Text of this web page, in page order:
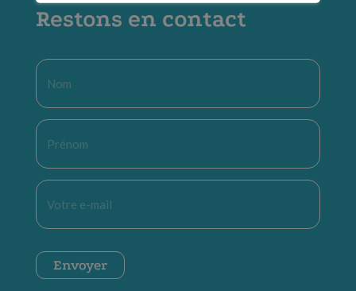
Restons en contact
Nom
Prénom
E-
mail
CAPTCHA
Envoyer